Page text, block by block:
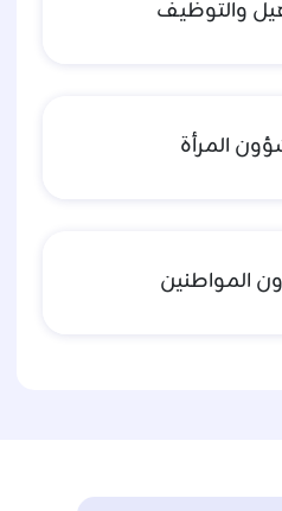
والتوظيف
المرأة
المواطنين